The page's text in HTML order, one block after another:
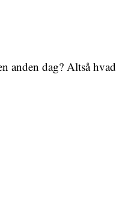
anden dag? Altså hvad